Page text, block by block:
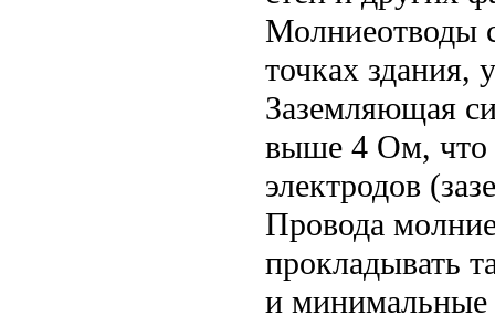
Молниеотводы
точках здания,
Заземляющая
выше 4 Ом, что
электродов
Провода
прокладывать
и